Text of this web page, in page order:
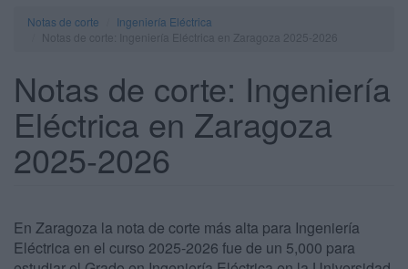
Notas de corte
Ingeniería Eléctrica
Notas de corte: Ingeniería
Eléctrica en Zaragoza
2025-2026
En Zaragoza la nota de corte más alta para Ingeniería
Eléctrica en el curso 2025-2026 fue de un 5,000 para